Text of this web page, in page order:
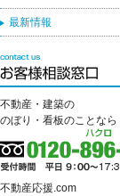
最新情報
不動産・建築の
のぼり・看板のことなら
不動産応援.com